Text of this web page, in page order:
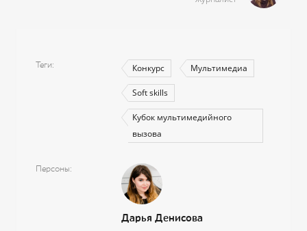
Теги Конкурс Мультимедиа
Soft skills
Кубок мультимедийного
вызова
Персоны
Дарья Денисова